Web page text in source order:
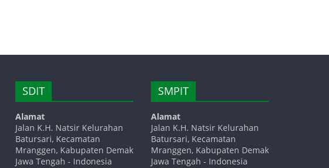
SDIT
Alamat
Jalan K.H. Natsir Kelurahan
Batursari, Kecamatan
Mranggen, Kabupaten Demak
Jawa Tengah - Indonesia
SMPIT
Alamat
Jalan K.H. Natsir Kelurahan
Batursari, Kecamatan
Mranggen, Kabupaten Demak
Jawa Tengah - Indonesia